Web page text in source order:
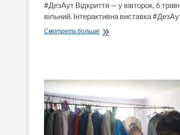
#ДезАут Відкриття — у вівторок, 6
вільний. Інтерактивна виставка
Смотреть большеУ
та
#ДезАут